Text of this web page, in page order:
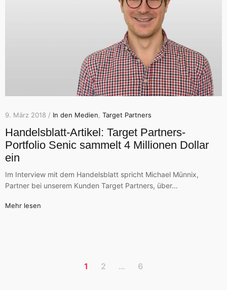
9. März 2018 / In den Medien Target Partners
Handelsblatt-Artikel: Target Partners-
Portfolio Senic sammelt 4 Millionen Dollar
ein
Im Interview mit dem Handelsblatt spricht Michael Münnix,
Partner bei unserem Kunden Target Partners, über…
Mehr lesen
1 2 … 6